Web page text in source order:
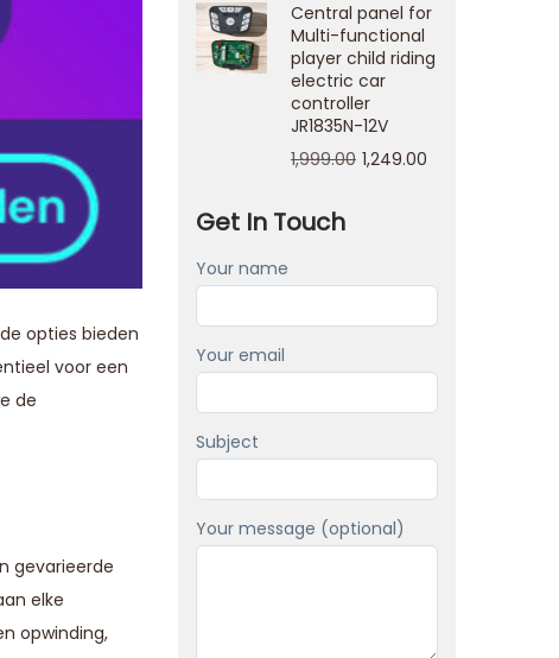
opties bieden
voor een
de
gevarieerde
elke
opwinding,
Central panel for
Multi-functional
player child riding
electric car
controller
JR1835N-12V
1,999.00 1,249.00
Get In Touch
Your name
Your email
Subject
Your message (optional)